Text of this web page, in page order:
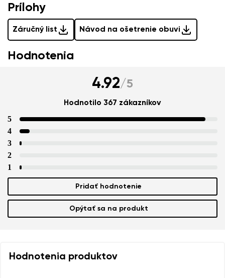
Prílohy
Záručný list Návod na ošetrenie obuvi
Hodnotenia
4.92/5
Hodnotilo 367 zákazníkov
5
4
3
2
1
Pridať hodnotenie
Opýtať sa na produkt
Hodnotenia produktov